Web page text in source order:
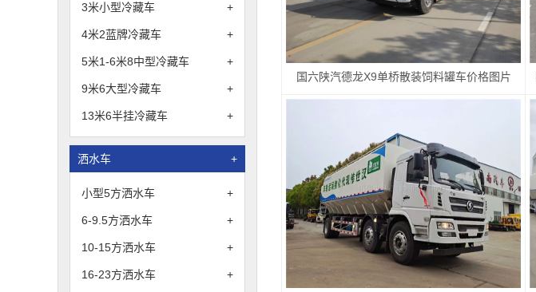
3米小型冷藏车 +
4米2蓝牌冷藏车 +
5米1-6米8中型冷藏车 +
9米6大型冷藏车 +
13米6半挂冷藏车 +
洒水车 +
小型5方洒水车 +
6-9.5方洒水车 +
10-15方洒水车 +
16-23方洒水车 +
国六陕汽德龙X9单桥散装饲料罐车价格图片